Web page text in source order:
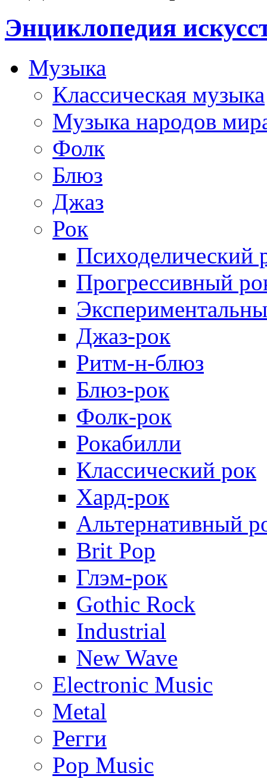
Энциклопедия
Музыка
Классическая музыка
Музыка народов
Фолк
Блюз
Джаз
Рок
Психоделический
Прогрессивный
Джаз-рок
Ритм-н-блюз
Блюз-рок
Фолк-рок
Рокабилли
Классический рок
Хард-рок
Альтернативный
Brit Pop
Глэм-рок
Gothic Rock
Industrial
New Wave
Electronic Music
Metal
Регги
Pop Music